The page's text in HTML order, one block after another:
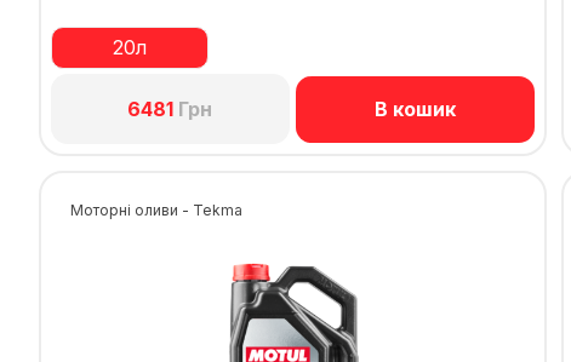
20л
6481 Грн В кошик
Моторні оливи - Tekma